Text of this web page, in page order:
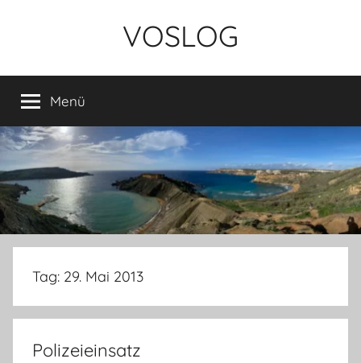
VOSLOG
Menü
Tag: 29. Mai 2013
Polizeieinsatz